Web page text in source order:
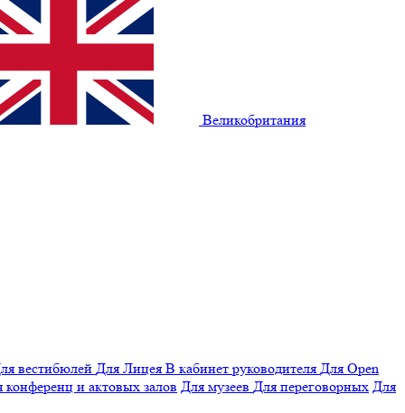
Великобритания
вестибюлей Для Лицея В кабинет руководителя Для Open
конференц и актовых залов Для музеев Для переговорных Для